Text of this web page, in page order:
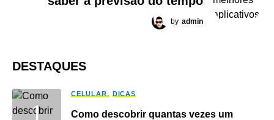
by admin
DESTAQUES
CELULAR DICAS
Como descobrir quantas vezes um